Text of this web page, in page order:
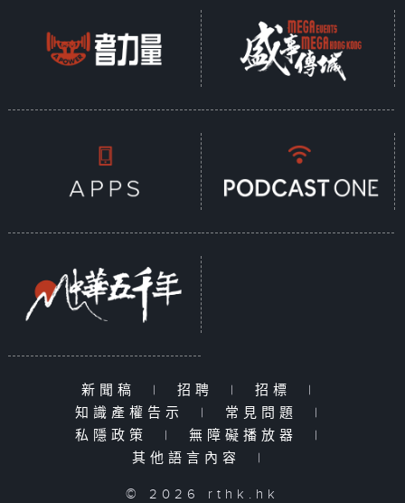
新聞稿 | 招聘 | 招標
|
知識產權告示
| 常見問題
|
私隱政策
| 無障礙播放器
|
其他語言內容
|
© 2026 rthk.hk